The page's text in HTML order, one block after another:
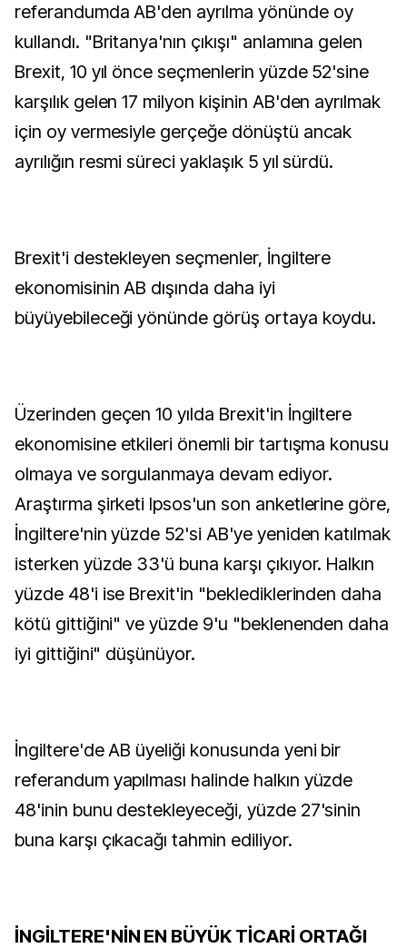
referandumda AB'den ayrılma yönünde oy
kullandı. "Britanya'nın çıkışı" anlamına gelen
Brexit, 10 yıl önce seçmenlerin yüzde 52'sine
karşılık gelen 17 milyon kişinin AB'den ayrılmak
için oy vermesiyle gerçeğe dönüştü ancak
ayrılığın resmi süreci yaklaşık 5 yıl sürdü.
Brexit'i destekleyen seçmenler, İngiltere
ekonomisinin AB dışında daha iyi
büyüyebileceği yönünde görüş ortaya koydu.
Üzerinden geçen 10 yılda Brexit'in İngiltere
ekonomisine etkileri önemli bir tartışma konusu
olmaya ve sorgulanmaya devam ediyor.
Araştırma şirketi Ipsos'un son anketlerine göre,
İngiltere'nin yüzde 52'si AB'ye yeniden katılmak
isterken yüzde 33'ü buna karşı çıkıyor. Halkın
yüzde 48'i ise Brexit'in "beklediklerinden daha
kötü gittiğini" ve yüzde 9'u "beklenenden daha
iyi gittiğini" düşünüyor.
İngiltere'de AB üyeliği konusunda yeni bir
referandum yapılması halinde halkın yüzde
48'inin bunu destekleyeceği, yüzde 27'sinin
buna karşı çıkacağı tahmin ediliyor.
İNGİLTERE'NİN EN BÜYÜK TİCARİ ORTAĞI